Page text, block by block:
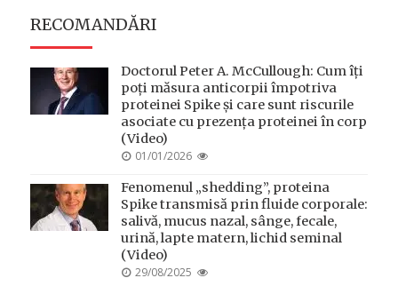
RECOMANDĂRI
Doctorul Peter A. McCullough: Cum îți
poți măsura anticorpii împotriva
proteinei Spike și care sunt riscurile
asociate cu prezența proteinei în corp
(Video)
POSTED
01/01/2026
Fenomenul „shedding”, proteina
Spike transmisă prin fluide corporale:
salivă, mucus nazal, sânge, fecale,
urină, lapte matern, lichid seminal
(Video)
POSTED
29/08/2025